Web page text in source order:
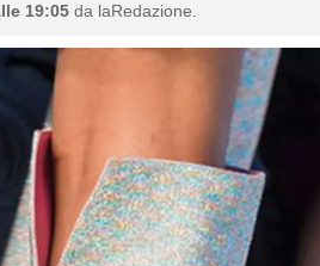
19:05 da laRedazione.